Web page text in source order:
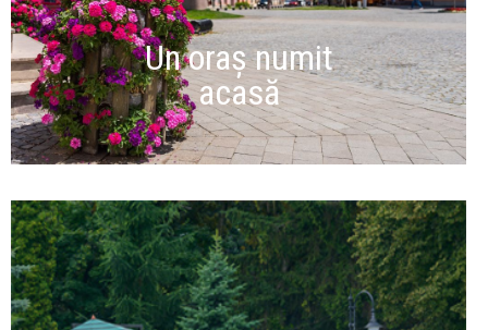
Un oraș numit
acasă